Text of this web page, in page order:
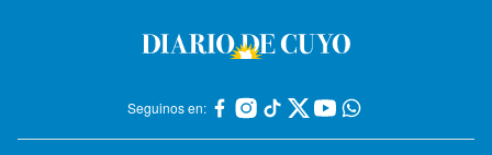
Seguinos en: